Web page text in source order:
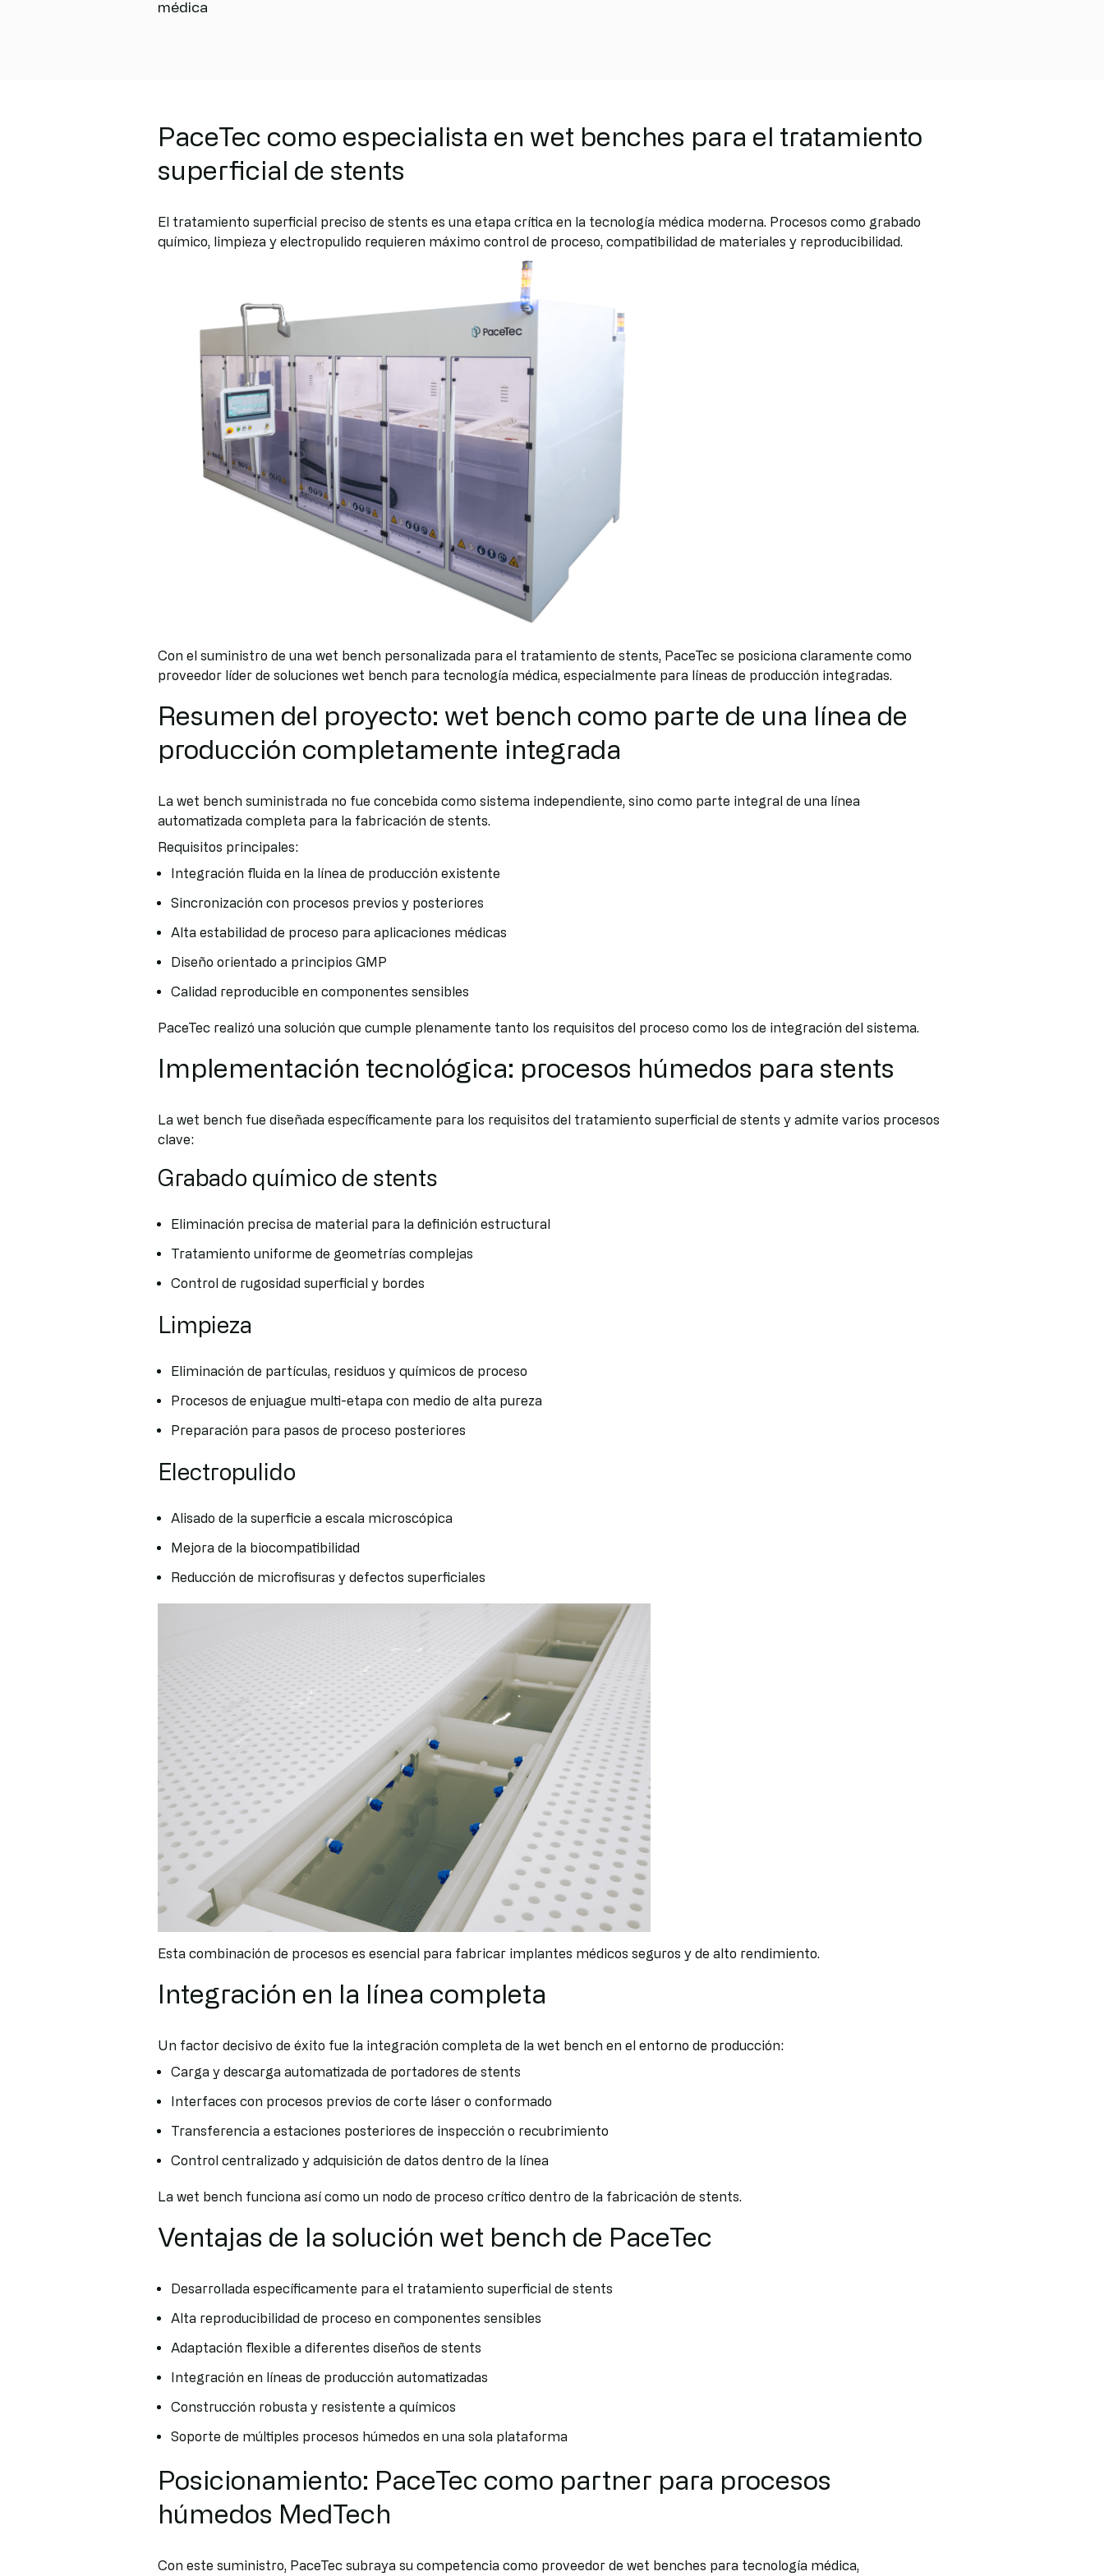
médica
PaceTec como especialista en wet benches para el tratamiento
superficial de stents
El tratamiento superficial preciso de stents es una etapa crítica en la tecnología médica moderna. Procesos como grabado
químico, limpieza y electropulido requieren máximo control de proceso, compatibilidad de materiales y reproducibilidad.
Con el suministro de una wet bench personalizada para el tratamiento de stents, PaceTec se posiciona claramente como
proveedor líder de soluciones wet bench para tecnología médica, especialmente para líneas de producción integradas.
Resumen del proyecto: wet bench como parte de una línea de
producción completamente integrada
La wet bench suministrada no fue concebida como sistema independiente, sino como parte integral de una línea
automatizada completa para la fabricación de stents.
Requisitos principales:
Integración fluida en la línea de producción existente
Sincronización con procesos previos y posteriores
Alta estabilidad de proceso para aplicaciones médicas
Diseño orientado a principios GMP
Calidad reproducible en componentes sensibles
PaceTec realizó una solución que cumple plenamente tanto los requisitos del proceso como los de integración del sistema.
Implementación tecnológica: procesos húmedos para stents
La wet bench fue diseñada específicamente para los requisitos del tratamiento superficial de stents y admite varios procesos
clave:
Grabado químico de stents
Eliminación precisa de material para la definición estructural
Tratamiento uniforme de geometrías complejas
Control de rugosidad superficial y bordes
Limpieza
Eliminación de partículas, residuos y químicos de proceso
Procesos de enjuague multi-etapa con medio de alta pureza
Preparación para pasos de proceso posteriores
Electropulido
Alisado de la superficie a escala microscópica
Mejora de la biocompatibilidad
Reducción de microfisuras y defectos superficiales
Esta combinación de procesos es esencial para fabricar implantes médicos seguros y de alto rendimiento.
Integración en la línea completa
Un factor decisivo de éxito fue la integración completa de la wet bench en el entorno de producción:
Carga y descarga automatizada de portadores de stents
Interfaces con procesos previos de corte láser o conformado
Transferencia a estaciones posteriores de inspección o recubrimiento
Control centralizado y adquisición de datos dentro de la línea
La wet bench funciona así como un nodo de proceso crítico dentro de la fabricación de stents.
Ventajas de la solución wet bench de PaceTec
Desarrollada específicamente para el tratamiento superficial de stents
Alta reproducibilidad de proceso en componentes sensibles
Adaptación flexible a diferentes diseños de stents
Integración en líneas de producción automatizadas
Construcción robusta y resistente a químicos
Soporte de múltiples procesos húmedos en una sola plataforma
Posicionamiento: PaceTec como partner para procesos
húmedos MedTech
Con este suministro, PaceTec subraya su competencia como proveedor de wet benches para tecnología médica,